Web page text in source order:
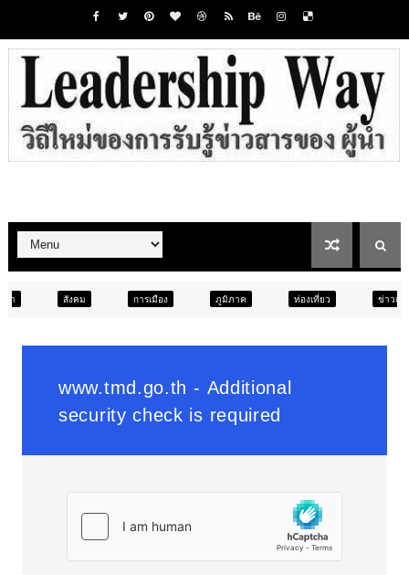
การเมือง ภูมิภาค ท่องเที่ยว ข่าวเด่น